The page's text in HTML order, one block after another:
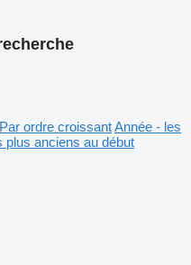
Par ordre croissantAnnée - les
plus anciens au début